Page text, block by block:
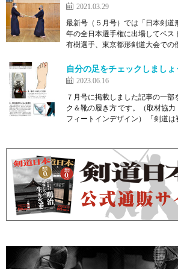
2021.03.29
最新号（５月号）では「日本剣道
年の全日本選手権に出場してベス
有樹選手、東京都形剣道大会での
自分の足をチェックしましょ
2023.06.16
７月号に掲載しました記事の一部
ク＆靴の履き方 です。（取材協
フィートインデザイン） 「剣道